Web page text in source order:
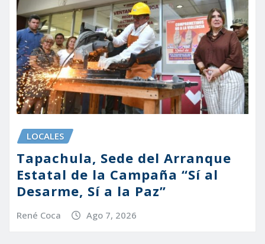
LOCALES
Tapachula, Sede del Arranque
Estatal de la Campaña “Sí al
Desarme, Sí a la Paz”
René Coca Ago 7, 2026